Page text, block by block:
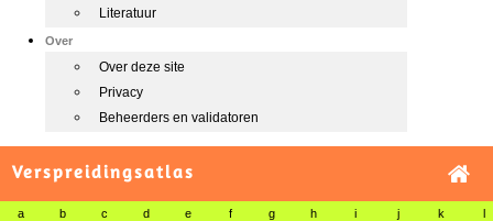
Literatuur
Over
Over deze site
Privacy
Beheerders en validatoren
Verspreidingsatlas
a b c d e f g h i j k l